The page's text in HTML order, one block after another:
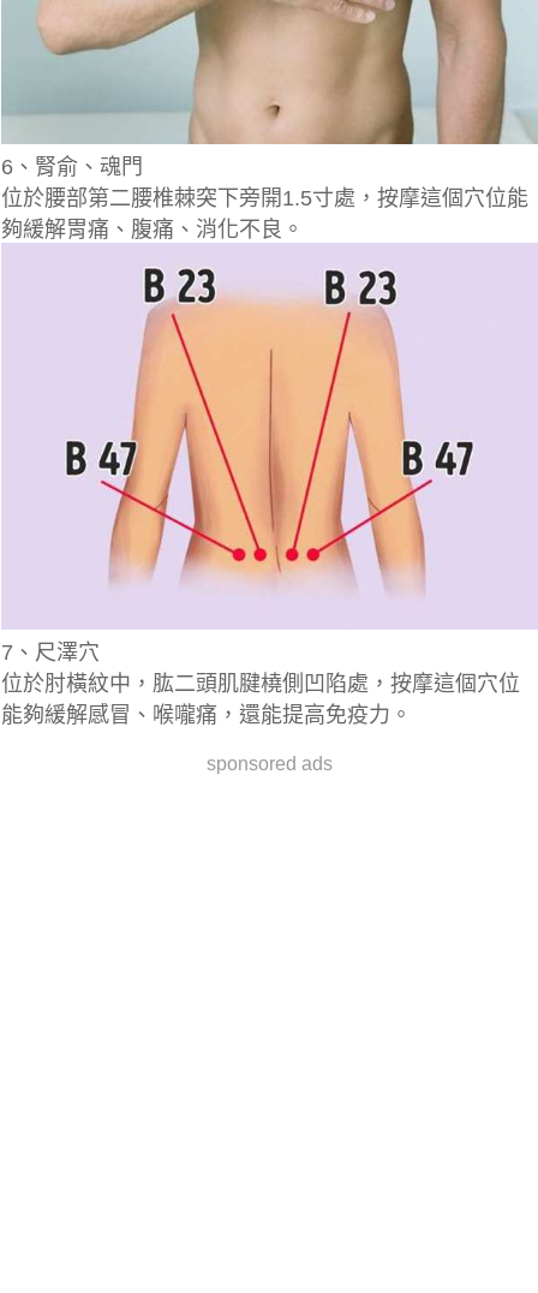
6、腎俞、魂門
位於腰部第二腰椎棘突下旁開1.5寸處，按摩這個穴位能
夠緩解胃痛、腹痛、消化不良。
7、尺澤穴
位於肘橫紋中，肱二頭肌腱橈側凹陷處，按摩這個穴位
能夠緩解感冒、喉嚨痛，還能提高免疫力。
sponsored ads